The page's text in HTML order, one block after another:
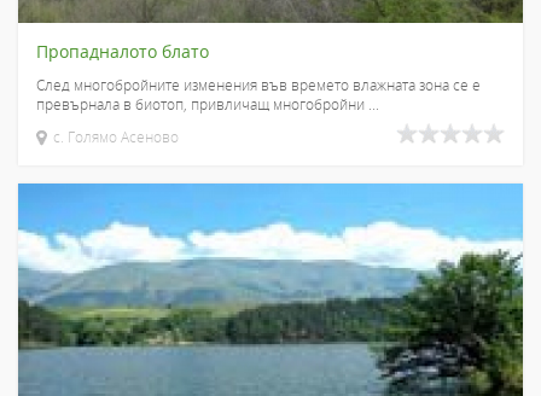
Пропадналото блато
След многобройните изменения във времето влажната зона се е
превърнала в биотоп, привличащ многобройни ...
с. Голямо Асеново